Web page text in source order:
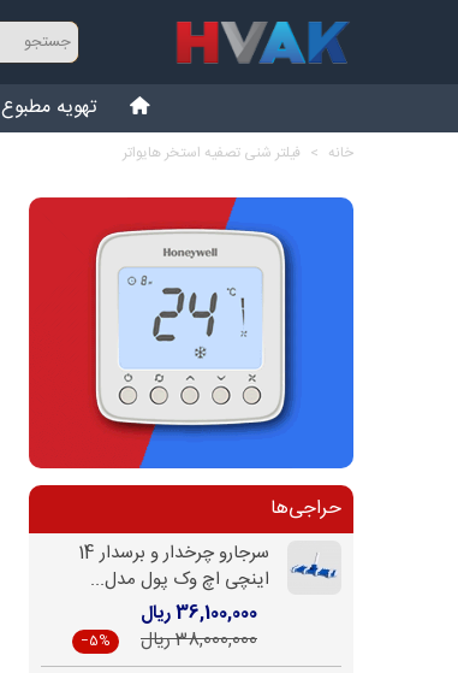
تهویه مطبوع
خانه > فیلتر شنی تصفیه استخر هایواتر
حراجی‌ها
سرجارو چرخدار و برسدار 14
اینچی اچ وک پول مدل...
36,100,000 ریال
38,000,000 ریال
‎−5%